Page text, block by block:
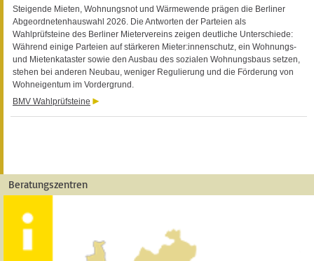
Steigende Mieten, Wohnungsnot und Wärmewende prägen die Berliner
Abgeordnetenhauswahl 2026. Die Antworten der Parteien als
Wahlprüfsteine des Berliner Mietervereins zeigen deutliche Unterschiede:
Während einige Parteien auf stärkeren Mieter:innenschutz, ein Wohnungs-
und Mietenkataster sowie den Ausbau des sozialen Wohnungsbaus setzen,
stehen bei anderen Neubau, weniger Regulierung und die Förderung von
Wohneigentum im Vordergrund.
BMV Wahlprüfsteine
Beratungszentren